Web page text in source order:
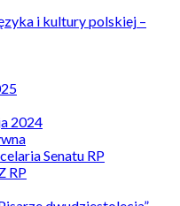
i kultury polskiej –
2024
Senatu RP
RP